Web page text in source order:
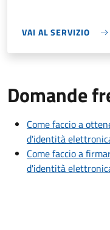
VAI AL SERVIZIO
Domande
Come faccio a
d'identità
Come faccio a
d'identità